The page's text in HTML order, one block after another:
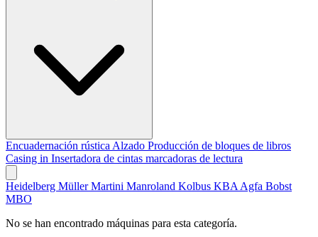
Encuadernación rústica Alzado Producción de bloques de libros
Casing in Insertadora de cintas marcadoras de lectura
Heidelberg Müller Martini Manroland Kolbus KBA Agfa Bobst
MBO
No se han encontrado máquinas para esta categoría.